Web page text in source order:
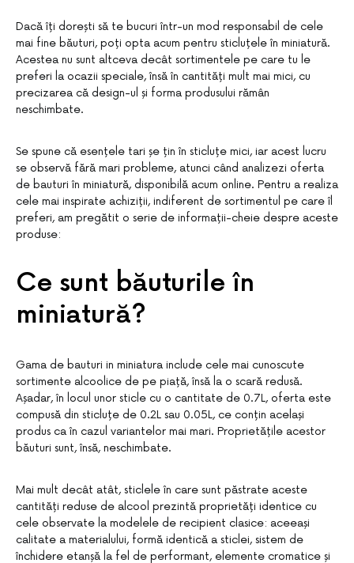
Dacă îți dorești să te bucuri într-un mod responsabil de cele
mai fine băuturi, poți opta acum pentru sticluțele în miniatură.
Acestea nu sunt altceva decât sortimentele pe care tu le
preferi la ocazii speciale, însă în cantități mult mai mici, cu
precizarea că design-ul și forma produsului rămân
neschimbate.
Se spune că esențele tari șe țin în sticluțe mici, iar acest lucru
se observă fără mari probleme, atunci când analizezi oferta
de bauturi în miniatură, disponibilă acum online. Pentru a realiza
cele mai inspirate achiziții, indiferent de sortimentul pe care îl
preferi, am pregătit o serie de informații-cheie despre aceste
produse:
Ce sunt băuturile în
miniatură?
Gama de bauturi in miniatura include cele mai cunoscute
sortimente alcoolice de pe piață, însă la o scară redusă.
Așadar, în locul unor sticle cu o cantitate de 0.7L, oferta este
compusă din sticluțe de 0.2L sau 0.05L, ce conțin același
produs ca în cazul variantelor mai mari. Proprietățile acestor
băuturi sunt, însă, neschimbate.
Mai mult decât atât, sticlele în care sunt păstrate aceste
cantități reduse de alcool prezintă proprietăți identice cu
cele observate la modelele de recipient clasice: aceeași
calitate a materialului, formă identică a sticlei, sistem de
închidere etanșă la fel de performant, elemente cromatice și